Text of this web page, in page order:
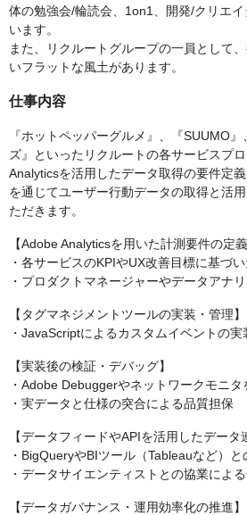
体の勉強会/輪読会、1on1、開発/クリエ
います。
また、リクルートグループの一員として
いフラットな風土があります。
仕事内容
『ホットペッパーグルメ』、『SUUMO
ズ』といったリクルートの各サービスプ
Analyticsを活用したデータ取得の要件定
を通じてユーザー行動データの取得と活
ただきます。
【Adobe Analyticsを用いた計測要件の定義
・各サービスのKPIやUX改善目標に基づ
・プロダクトマネージャーやデータアナ
【タグマネジメントツールの実装・管理】
・JavaScriptによるカスタムイベントの実
【実装後の検証・デバッグ】
・Adobe Debuggerやネットワークモニ
・実データと仕様の突合による品質担保
【データフィードやAPIを活用したデータ
・BigQueryやBIツール（Tableauなど）
・データサイエンティストとの協業によ
【データガバナンス・運用効率化の推進】